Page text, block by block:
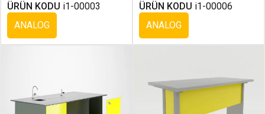
ÜRÜN KODU i1-00003
ANALOG
ÜRÜN KODU i1-00006
ANALOG